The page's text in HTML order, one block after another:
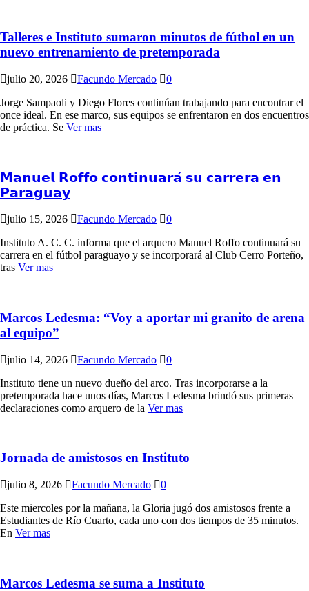
Talleres e Instituto sumaron minutos de fútbol en un
nuevo entrenamiento de pretemporada
julio 20, 2026 Facundo Mercado
0
Jorge Sampaoli y Diego Flores continúan trabajando para encontrar el
once ideal. En ese marco, sus equipos se enfrentaron en dos encuentros
de práctica. Se Ver mas
𝗠𝗮𝗻𝘂𝗲𝗹 𝗥𝗼𝗳𝗳𝗼 𝗰𝗼𝗻𝘁𝗶𝗻𝘂𝗮𝗿𝗮́ 𝘀𝘂 𝗰𝗮𝗿𝗿𝗲𝗿𝗮 𝗲𝗻
𝗣𝗮𝗿𝗮𝗴𝘂𝗮𝘆
julio 15, 2026 Facundo Mercado
0
Instituto A. C. C. informa que el arquero Manuel Roffo continuará su
carrera en el fútbol paraguayo y se incorporará al Club Cerro Porteño,
tras Ver mas
Marcos Ledesma: “Voy a aportar mi granito de arena
al equipo”
julio 14, 2026 Facundo Mercado
0
Instituto tiene un nuevo dueño del arco. Tras incorporarse a la
pretemporada hace unos días, Marcos Ledesma brindó sus primeras
declaraciones como arquero de la Ver mas
Jornada de amistosos en Instituto
julio 8, 2026 Facundo Mercado
0
Este miercoles por la mañana, la Gloria jugó dos amistosos frente a
Estudiantes de Río Cuarto, cada uno con dos tiempos de 35 minutos.
En Ver mas
Marcos Ledesma se suma a Instituto